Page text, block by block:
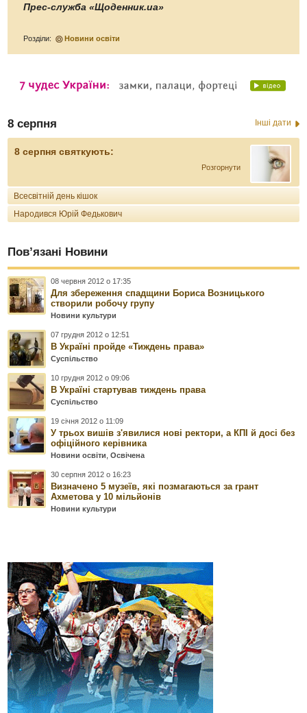
Прес-служба «Щоденник.ua»
Розділи: Новини освіти
8 серпня Інші дати
8 серпня святкують:
Розгорнути
Всесвітній день кішок
Народився Юрій Федькович
Пов’язані Новини
08 червня 2012 о 17:35
Для збереження спадщини Бориса Возницького
створили робочу групу
Новини культури
07 грудня 2012 о 12:51
В Україні пройде «Тиждень права»
Суспільство
10 грудня 2012 о 09:06
В Україні стартував тиждень права
Суспільство
19 січня 2012 о 11:09
У трьох вишів з'явилися нові ректори, а КПІ й досі без
офіційного керівника
Новини освіти,Освічена
30 серпня 2012 о 16:23
Визначено 5 музеїв, які позмагаються за грант
Ахметова у 10 мільйонів
Новини культури